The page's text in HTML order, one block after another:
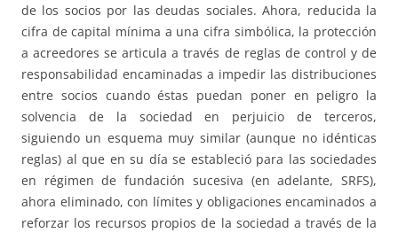
de los socios por las deudas sociales. Ahora, reducida la
cifra de capital mínima a una cifra simbólica, la protección
a acreedores se articula a través de reglas de control y de
responsabilidad encaminadas a impedir las distribuciones
entre socios cuando éstas puedan poner en peligro la
solvencia de la sociedad en perjuicio de terceros,
siguiendo un esquema muy similar (aunque no idénticas
reglas) al que en su día se estableció para las sociedades
en régimen de fundación sucesiva (en adelante, SRFS),
ahora eliminado, con límites y obligaciones encaminados a
reforzar los recursos propios de la sociedad a través de la